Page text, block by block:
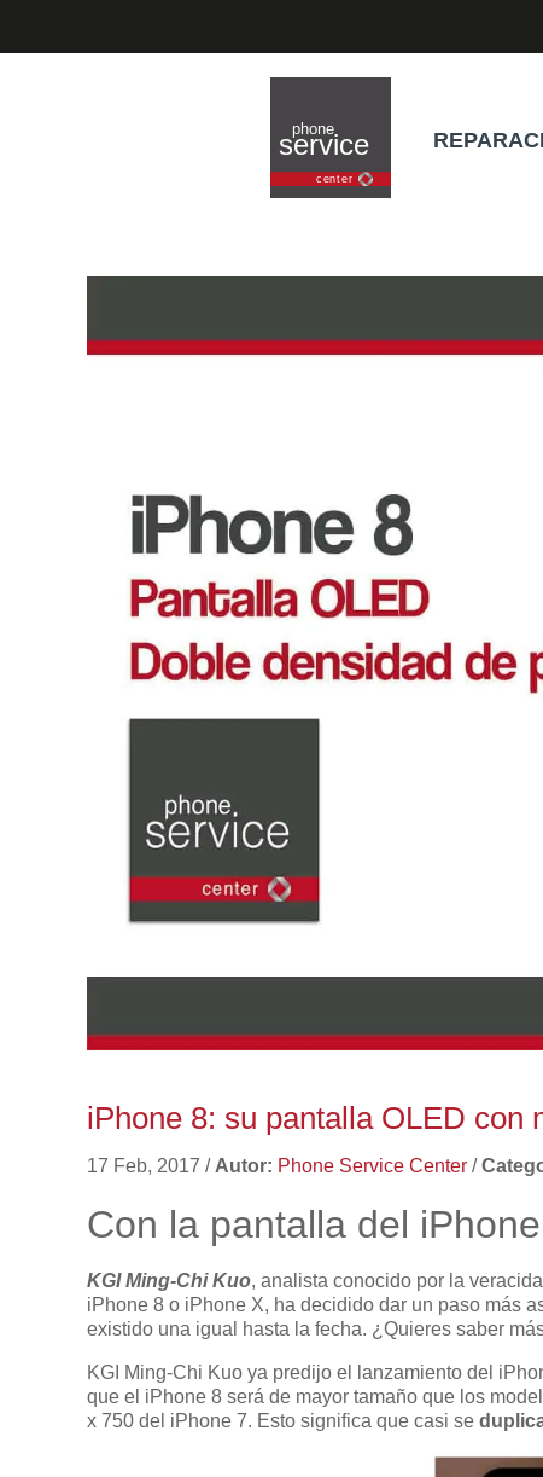
iPhone 8: su pantalla OLED con
17 Feb, 2017 / Autor: Phone Service Center /
Con la pantalla del
KGI Ming-Chi Kuo, analista conocido por la
iPhone 8 o iPhone X, ha decidido dar un paso más
existido una igual hasta la fecha. ¿Quieres saber
KGI Ming-Chi Kuo ya predijo el lanzamiento del
que el iPhone 8 será de mayor tamaño que los
x 750 del iPhone 7. Esto significa que casi se